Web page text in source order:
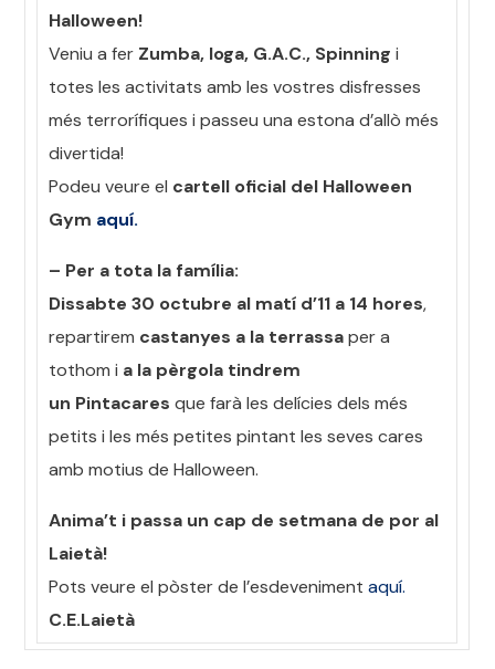
Halloween!
Veniu a fer Zumba, Ioga, G.A.C., Spinningi
totes les activitats amb les vostres disfresses
més terrorífiques i passeu una estona d’allò més
divertida!
Podeu veure el cartell oficial del Halloween
Gym aquí.
– Per a tota la família:
Dissabte 30 octubre al matí d’11 a 14 hores,
repartirem castanyes a la terrassaper a
tothom i a la pèrgola tindrem
un Pintacaresque farà les delícies dels més
petits i les més petites pintant les seves cares
amb motius de Halloween.
Anima’t i passa un cap de setmana de por al
Laietà!
Pots veure el pòster de l’esdevenimentaquí.
C.E.Laietà